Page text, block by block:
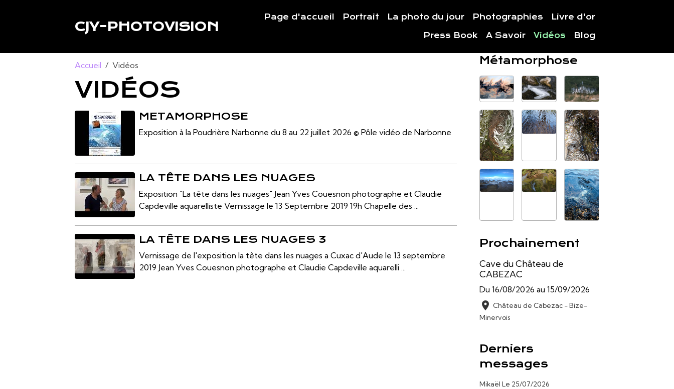
CJY-PHOTOVISION
Page d'accueil Portrait La photo du jour Photographies Livre d'or
Press Book A Savoir Vidéos Blog
Accueil Vidéos
VIDÉOS
METAMORPHOSE
Exposition à la Poudrière Narbonne du 8 au 22 juillet 2026 © Pôle vidéo de Narbonne
LA TÊTE DANS LES NUAGES
Exposition "La tête dans les nuages" Jean Yves Couesnon photographe et Claudie
Capdeville aquarelliste Vernissage le 13 Septembre 2019 19h Chapelle des ...
LA TÊTE DANS LES NUAGES 3
Vernissage de l'exposition la tête dans les nuages a Cuxac d'Aude le 13 septembre
2019 Jean Yves Couesnon photographe et Claudie Capdeville aquarelli ...
Métamorphose
Prochainement
Cave du Château de
CABEZAC
Du 16/08/2026 au 15/09/2026
Château de Cabezac - Bize-
Minervois
Derniers
messages
Mikaël Le 25/07/2026